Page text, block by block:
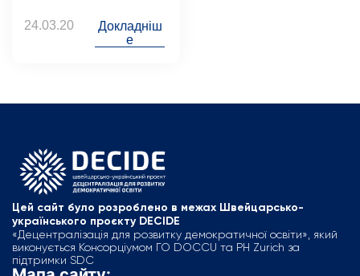
24.03.20
Докладніш
е
Цей сайт було розроблено в межах Швейцарсько-
українського проєкту DECIDE
«Децентралізація для розвитку демократичної освіти», який
виконується Консорціумом ГО DOCCU та PH Zurich за
підтримки SDC